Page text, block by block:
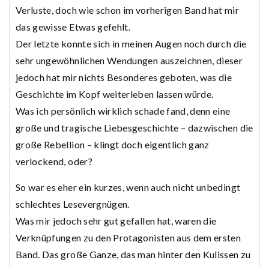
Verluste, doch wie schon im vorherigen Band hat mir
das gewisse Etwas gefehlt.
Der letzte konnte sich in meinen Augen noch durch die
sehr ungewöhnlichen Wendungen auszeichnen, dieser
jedoch hat mir nichts Besonderes geboten, was die
Geschichte im Kopf weiterleben lassen würde.
Was ich persönlich wirklich schade fand, denn eine
große und tragische Liebesgeschichte – dazwischen die
große Rebellion – klingt doch eigentlich ganz
verlockend, oder?
So war es eher ein kurzes, wenn auch nicht unbedingt
schlechtes Lesevergnügen.
Was mir jedoch sehr gut gefallen hat, waren die
Verknüpfungen zu den Protagonisten aus dem ersten
Band. Das große Ganze, das man hinter den Kulissen zu